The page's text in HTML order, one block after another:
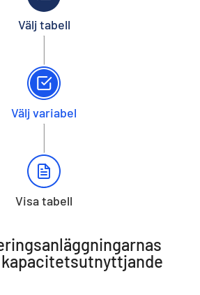
Välj tabell
Välj variabel
Visa tabell